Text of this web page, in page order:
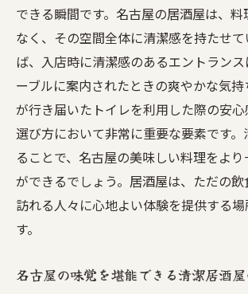
できる瞬間です。名古屋の居酒屋は、
なく、その空間全体に清潔感を持たせ
ば、入店時に清潔感のあるエントラン
ーブルに案内されたときの爽やかな気
が行き届いたトイレを利用した際の安
選び方において非常に重要な要素です
ることで、名古屋の美味しい料理をよ
ができるでしょう。居酒屋は、ただの飲
訪れる人々に心地よい体験を提供する
す。
名古屋の味覚を堪能できる清潔居酒